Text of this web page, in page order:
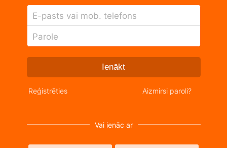
E-pasts vai mob. telefons
Parole
Ienākt
Reģistrēties Aizmirsi paroli?
Vai ienāc ar